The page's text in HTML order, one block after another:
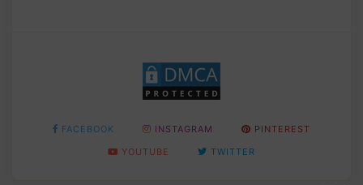
FACEBOOK INSTAGRAM
PINTEREST
YOUTUBE
TWITTER